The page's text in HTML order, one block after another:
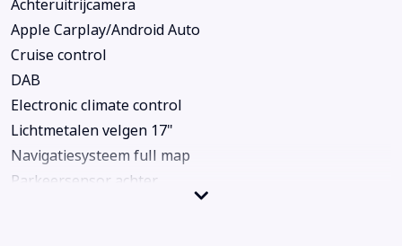
Achteruitrijcamera
Apple Carplay/Android Auto
Cruise control
DAB
Electronic climate control
Lichtmetalen velgen 17"
Navigatiesysteem full map
Parkeersensor achter